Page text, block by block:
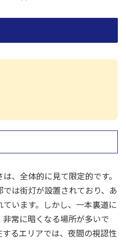
、全体的に見て限定的です。
は街灯が設置されており、あ
います。しかし、一本裏道に
常に暗くなる場所が多いで
るエリアでは、夜間の視認性